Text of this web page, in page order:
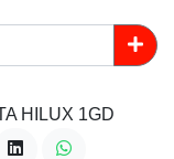
HILUX 1GD